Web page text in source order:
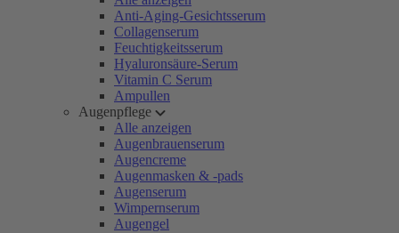
Anti-Aging-Gesichtsserum
Collagenserum
Feuchtigkeitsserum
Hyaluronsäure-Serum
Vitamin C Serum
Ampullen
Augenpflege
Alle anzeigen
Augenbrauenserum
Augencreme
Augenmasken & -pads
Augenserum
Wimpernserum
Augengel